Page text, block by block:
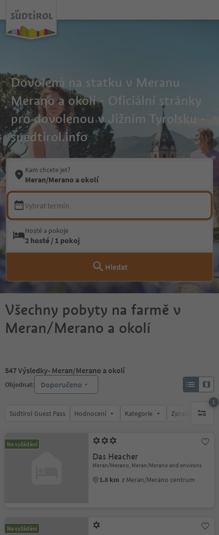
Dovolená na statku v Meranu
Merano a okolí - Oficiální stránky
pro dovolenou v Jižním Tyrolsku -
suedtirol.info
Kam chcete jet?
Meran/Merano a okolí
Vybrat termín
Hosté a pokoje
2 hosté / 1 pokoj
Hledat
Všechny pobyty na farmě v
Meran/Merano a okolí
547Výsledky- Meran/Merano a okolí
Objednat: Doporučeno
Südtirol Guest Pass Hodnocení Kategorie Zpracovává
1
1
Na vyžádání
Das Heacher
Meran/Merano, Meran/Merano and environs
1.8 km z Meran/Merano centrum
Na vyžádání